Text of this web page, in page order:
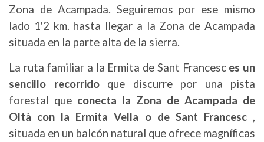
Zona de Acampada. Seguiremos por ese mismo
lado 1'2 km. hasta llegar a la Zona de Acampada
situada en la parte alta de la sierra.
La ruta familiar a la Ermita de Sant Francesc es un
sencillo recorridoque discurre por una pista
forestal que conecta la Zona de Acampada de
Oltà con la Ermita Vella o de Sant Francesc,
situada en un balcón natural que ofrece magníficas